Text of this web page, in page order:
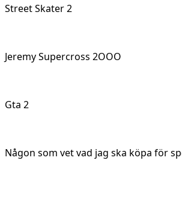
Street Skater 2
Jeremy Supercross 2OOO
Gta 2
Någon som vet vad jag ska köpa för